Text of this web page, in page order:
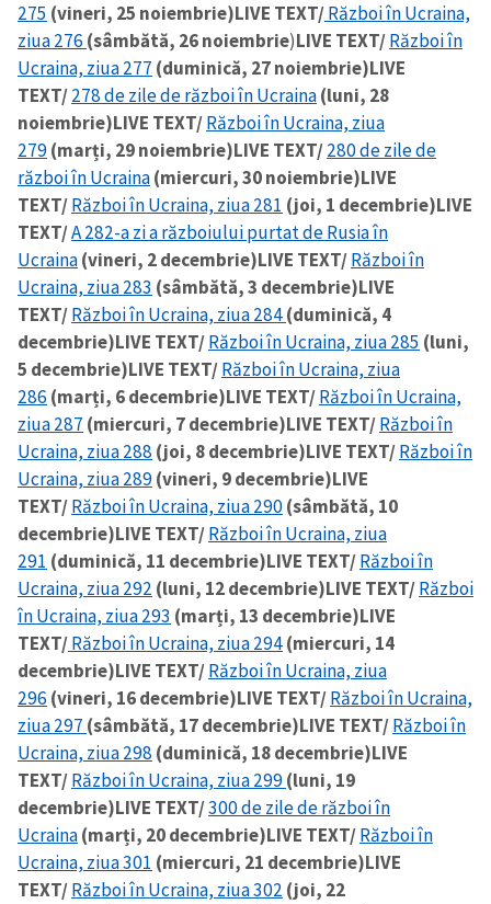
275 (vineri, 25 noiembrie)LIVE TEXT/Război în Ucraina,
ziua 276 (sâmbătă, 26 noiembrie)LIVE TEXT/Război în
Ucraina, ziua 277 (duminică, 27 noiembrie)LIVE
TEXT/278 de zile de război în Ucraina(luni, 28
noiembrie)LIVE TEXT/Război în Ucraina, ziua
279(marți, 29 noiembrie)LIVE TEXT/280 de zile de
război în Ucraina(miercuri, 30 noiembrie)LIVE
TEXT/Război în Ucraina, ziua 281 (joi, 1 decembrie)LIVE
TEXT/A 282-a zi a războiului purtat de Rusia în
Ucraina(vineri, 2 decembrie)LIVE TEXT/Război în
Ucraina, ziua 283 (sâmbătă, 3 decembrie)LIVE
TEXT/Război în Ucraina, ziua 284(duminică, 4
decembrie)LIVE TEXT/Război în Ucraina, ziua 285 (luni,
5 decembrie)LIVE TEXT/Război în Ucraina, ziua
286 (marți, 6 decembrie)LIVE TEXT/Război în Ucraina,
ziua 287 (miercuri, 7 decembrie)LIVE TEXT/Război în
Ucraina, ziua 288 (joi, 8 decembrie)LIVE TEXT/Război în
Ucraina, ziua 289(vineri, 9 decembrie)LIVE
TEXT/Război în Ucraina, ziua 290(sâmbătă, 10
decembrie)LIVE TEXT/Război în Ucraina, ziua
291 (duminică, 11 decembrie)LIVE TEXT/Război în
Ucraina, ziua 292 (luni, 12 decembrie)LIVE TEXT/Război
în Ucraina, ziua 293 (marți, 13 decembrie)LIVE
TEXT/Război în Ucraina, ziua 294(miercuri, 14
decembrie)LIVE TEXT/Război în Ucraina, ziua
296 (vineri, 16 decembrie)LIVE TEXT/Război în Ucraina,
ziua 297 (sâmbătă, 17 decembrie)LIVE TEXT/Război în
Ucraina, ziua 298 (duminică, 18 decembrie)LIVE
TEXT/Război în Ucraina, ziua 299(luni, 19
decembrie)LIVE TEXT/300 de zile de război în
Ucraina(marți, 20 decembrie)LIVE TEXT/Război în
Ucraina, ziua 301 (miercuri, 21 decembrie)LIVE
TEXT/Război în Ucraina, ziua 302 (joi, 22